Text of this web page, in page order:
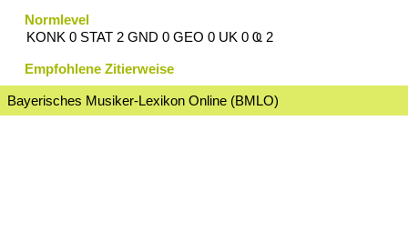
Normlevel
KONK 0 STAT 2 GND 0 GEO 0 UK 0 Ҩ 2
Empfohlene Zitierweise
Bayerisches Musiker-Lexikon Online (BMLO)